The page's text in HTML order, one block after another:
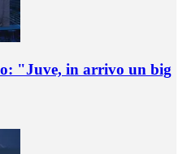
"Juve, in arrivo un big